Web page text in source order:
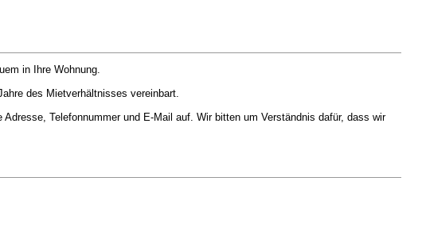
in Ihre Wohnung.
des Mietverhältnisses vereinbart.
Telefonnummer und E-Mail auf. Wir bitten um Verständnis dafür, dass wir